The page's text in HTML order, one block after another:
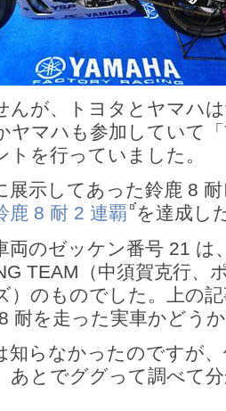
んが、トヨタとヤマハ
ヤマハも参加していて
を行っていました。
展示してあった鈴鹿 8
鹿 8 耐 2 連覇 を達成し
両のゼッケン番号 21 は
TEAM（中須賀克行、
）のものでした。上の
耐を走った実車かどう
知らなかったのですが
あとでググって調べて